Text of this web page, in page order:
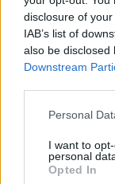
disclosure of
IAB’s list of
also be disclosed
Downstream
Personal
I want to
personal
Opted In